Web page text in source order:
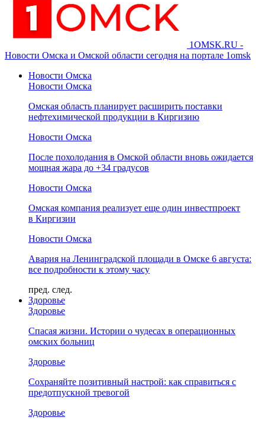
1OMSK.RU -
Новости Омска и Омской области сегодня на портале 1omsk
Новости Омска
Новости Омска
Омская область планирует расширить поставки
нефтехимической продукции в Киргизию
Новости Омска
После похолодания в Омской области вновь ожидается
мощная жара до +34 градусов
Новости Омска
Омская компания реализует еще один инвестпроект
в Киргизии
Новости Омска
Авария на Ленинградской площади в Омске 6 августа:
все подробности к этому часу
пред. след.
Здоровье
Здоровье
Спасая жизни. Истории о чудесах в операционных
омских больниц
Здоровье
Сохраняйте позитивный настрой: как справиться с
предотпускной тревогой
Здоровье